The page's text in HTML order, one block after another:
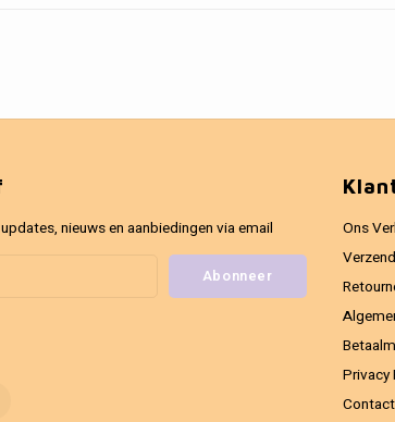
nieuws en aanbiedingen via email
Abonneer
Ons
Privacy